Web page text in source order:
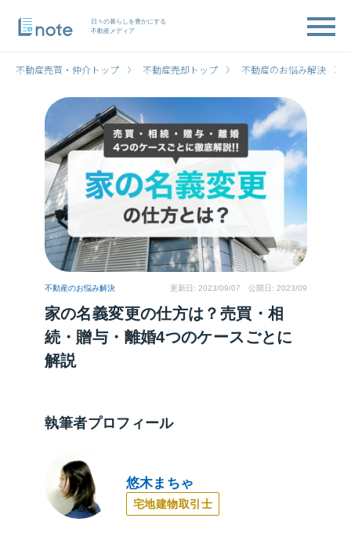
日々の暮らしを豊かにする
不動産メディア
不動産売買・仲介トップ 不動産売却トップ 不動産のお悩み解決
不動産のお悩み解決 更新日: 2023/09/07 公開日: 2023/09
家の名義変更の仕方は？売買・相
続・贈与・離婚4つのケースごとに
解説
執筆者プロフィール
悠木まちゃ
宅地建物取引士